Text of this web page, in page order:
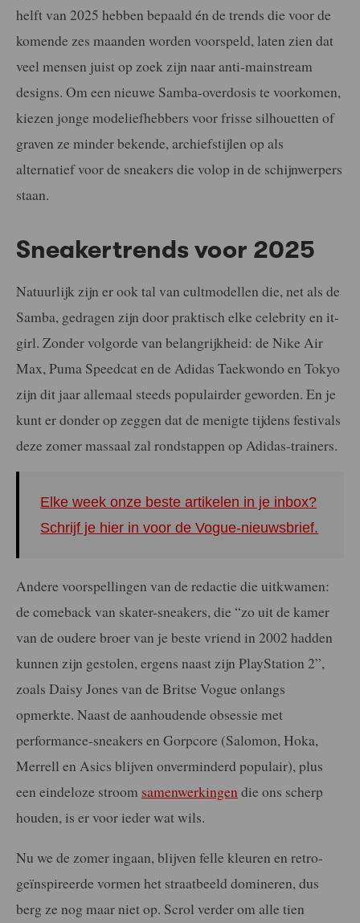
helft van 2025 hebben bepaald én de trends die voor de
komende zes maanden worden voorspeld, laten zien dat
veel mensen juist op zoek zijn naar anti-mainstream
designs. Om een nieuwe Samba-overdosis te voorkomen,
kiezen jonge modeliefhebbers voor frisse silhouetten of
graven ze minder bekende, archiefstijlen op als
alternatief voor de sneakers die volop in de schijnwerpers
staan.
Sneakertrends voor 2025
Natuurlijk zijn er ook tal van cultmodellen die, net als de
Samba, gedragen zijn door praktisch elke celebrity en it-
girl. Zonder volgorde van belangrijkheid: de Nike Air
Max, Puma Speedcat en de Adidas Taekwondo en Tokyo
zijn dit jaar allemaal steeds populairder geworden. En je
kunt er donder op zeggen dat de menigte tijdens festivals
deze zomer massaal zal rondstappen op Adidas-trainers.
Elke week onze beste artikelen in je inbox?
Schrijf je hier in voor de Vogue-nieuwsbrief.
Andere voorspellingen van de redactie die uitkwamen:
de comeback van skater-sneakers, die “zo uit de kamer
van de oudere broer van je beste vriend in 2002 hadden
kunnen zijn gestolen, ergens naast zijn PlayStation 2”,
zoals Daisy Jones van de Britse Vogue onlangs
opmerkte. Naast de aanhoudende obsessie met
performance-sneakers en Gorpcore (Salomon, Hoka,
Merrell en Asics blijven onverminderd populair), plus
een eindeloze stroom samenwerkingendie ons scherp
houden, is er voor ieder wat wils.
Nu we de zomer ingaan, blijven felle kleuren en retro-
geïnspireerde vormen het straatbeeld domineren, dus
berg ze nog maar niet op. Scrol verder om alle tien